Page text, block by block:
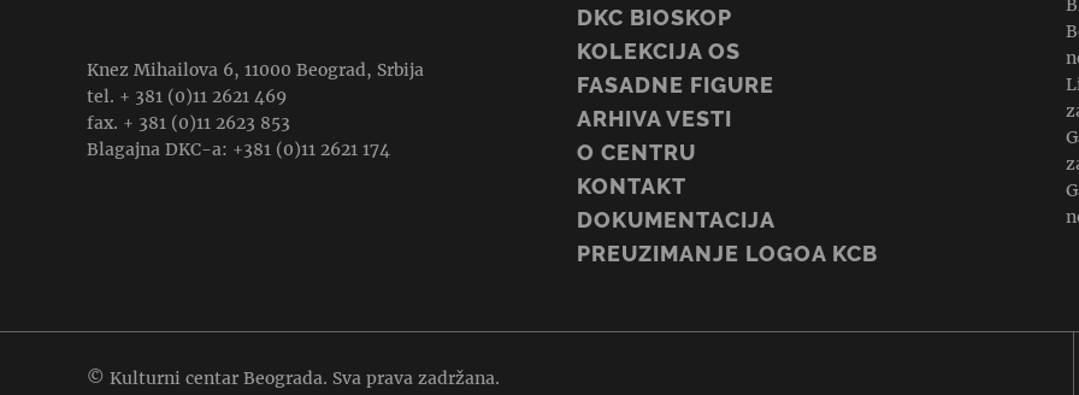
Knez Mihailova 6, 11000 Beograd, Srbija
tel. + 381 (0)11 2621 469
fax. + 381 (0)11 2623 853
Blagajna DKC-a: +381 (0)11 2621 174
DKC BIOSKOP
KOLEKCIJA OS
FASADNE FIGURE
ARHIVA VESTI
O CENTRU
KONTAKT
DOKUMENTACIJA
PREUZIMANJE LOGOA KCB
© Kulturni centar Beograda. Sva prava zadržana.